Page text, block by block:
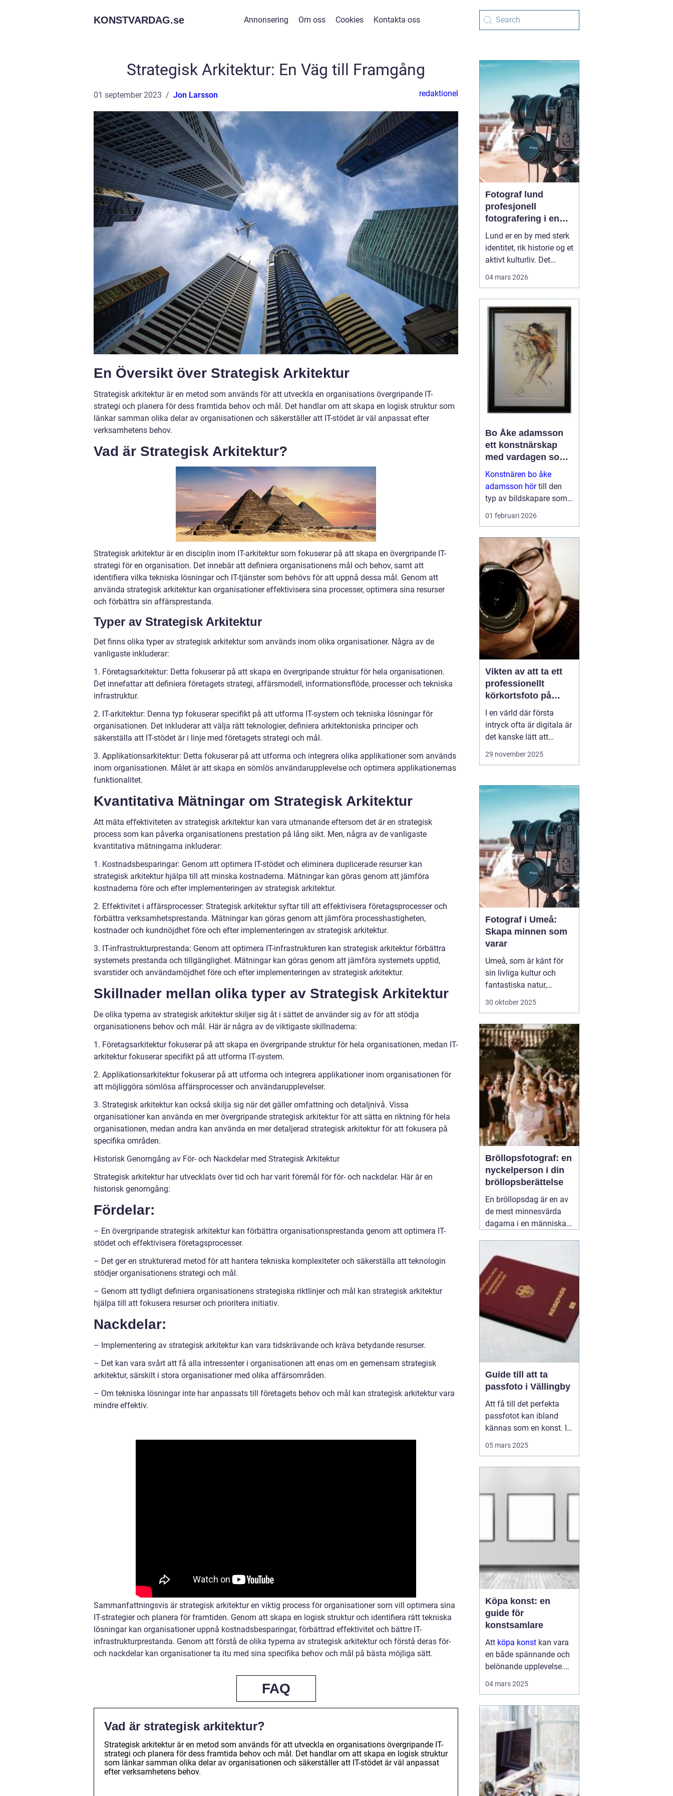
KONSTVARDAG.se Annonsering Om oss Cookies Kontakta oss
Strategisk Arkitektur: En Väg till Framgång
01 september 2023 Jon Larsson redaktionel
En Översikt över Strategisk Arkitektur
Strategisk arkitektur är en metod som används för att utveckla en organisations övergripande IT-
strategi och planera för dess framtida behov och mål. Det handlar om att skapa en logisk struktur som
länkar samman olika delar av organisationen och säkerställer att IT-stödet är väl anpassat efter
verksamhetens behov.
Vad är Strategisk Arkitektur?
Strategisk arkitektur är en disciplin inom IT-arkitektur som fokuserar på att skapa en övergripande IT-
strategi för en organisation. Det innebär att definiera organisationens mål och behov, samt att
identifiera vilka tekniska lösningar och IT-tjänster som behövs för att uppnå dessa mål. Genom att
använda strategisk arkitektur kan organisationer effektivisera sina processer, optimera sina resurser
och förbättra sin affärsprestanda.
Typer av Strategisk Arkitektur
Det finns olika typer av strategisk arkitektur som används inom olika organisationer. Några av de
vanligaste inkluderar:
1. Företagsarkitektur: Detta fokuserar på att skapa en övergripande struktur för hela organisationen.
Det innefattar att definiera företagets strategi, affärsmodell, informationsflöde, processer och tekniska
infrastruktur.
2. IT-arkitektur: Denna typ fokuserar specifikt på att utforma IT-system och tekniska lösningar för
organisationen. Det inkluderar att välja rätt teknologier, definiera arkitektoniska principer och
säkerställa att IT-stödet är i linje med företagets strategi och mål.
3. Applikationsarkitektur: Detta fokuserar på att utforma och integrera olika applikationer som används
inom organisationen. Målet är att skapa en sömlös användarupplevelse och optimera applikationernas
funktionalitet.
Kvantitativa Mätningar om Strategisk Arkitektur
Att mäta effektiviteten av strategisk arkitektur kan vara utmanande eftersom det är en strategisk
process som kan påverka organisationens prestation på lång sikt. Men, några av de vanligaste
kvantitativa mätningarna inkluderar:
1. Kostnadsbesparingar: Genom att optimera IT-stödet och eliminera duplicerade resurser kan
strategisk arkitektur hjälpa till att minska kostnaderna. Mätningar kan göras genom att jämföra
kostnaderna före och efter implementeringen av strategisk arkitektur.
2. Effektivitet i affärsprocesser: Strategisk arkitektur syftar till att effektivisera företagsprocesser och
förbättra verksamhetsprestanda. Mätningar kan göras genom att jämföra processhastigheten,
kostnader och kundnöjdhet före och efter implementeringen av strategisk arkitektur.
3. IT-infrastrukturprestanda: Genom att optimera IT-infrastrukturen kan strategisk arkitektur förbättra
systemets prestanda och tillgänglighet. Mätningar kan göras genom att jämföra systemets upptid,
svarstider och användarnöjdhet före och efter implementeringen av strategisk arkitektur.
Skillnader mellan olika typer av Strategisk Arkitektur
De olika typerna av strategisk arkitektur skiljer sig åt i sättet de använder sig av för att stödja
organisationens behov och mål. Här är några av de viktigaste skillnaderna:
1. Företagsarkitektur fokuserar på att skapa en övergripande struktur för hela organisationen, medan IT-
arkitektur fokuserar specifikt på att utforma IT-system.
2. Applikationsarkitektur fokuserar på att utforma och integrera applikationer inom organisationen för
att möjliggöra sömlösa affärsprocesser och användarupplevelser.
3. Strategisk arkitektur kan också skilja sig när det gäller omfattning och detaljnivå. Vissa
organisationer kan använda en mer övergripande strategisk arkitektur för att sätta en riktning för hela
organisationen, medan andra kan använda en mer detaljerad strategisk arkitektur för att fokusera på
specifika områden.
Historisk Genomgång av För- och Nackdelar med Strategisk Arkitektur
Strategisk arkitektur har utvecklats över tid och har varit föremål för för- och nackdelar. Här är en
historisk genomgång:
Fördelar:
– En övergripande strategisk arkitektur kan förbättra organisationsprestanda genom att optimera IT-
stödet och effektivisera företagsprocesser.
– Det ger en strukturerad metod för att hantera tekniska komplexiteter och säkerställa att teknologin
stödjer organisationens strategi och mål.
– Genom att tydligt definiera organisationens strategiska riktlinjer och mål kan strategisk arkitektur
hjälpa till att fokusera resurser och prioritera initiativ.
Nackdelar:
– Implementering av strategisk arkitektur kan vara tidskrävande och kräva betydande resurser.
– Det kan vara svårt att få alla intressenter i organisationen att enas om en gemensam strategisk
arkitektur, särskilt i stora organisationer med olika affärsområden.
– Om tekniska lösningar inte har anpassats till företagets behov och mål kan strategisk arkitektur vara
mindre effektiv.
Sammanfattningsvis är strategisk arkitektur en viktig process för organisationer som vill optimera sina
IT-strategier och planera för framtiden. Genom att skapa en logisk struktur och identifiera rätt tekniska
lösningar kan organisationer uppnå kostnadsbesparingar, förbättrad effektivitet och bättre IT-
infrastrukturprestanda. Genom att förstå de olika typerna av strategisk arkitektur och förstå deras för-
och nackdelar kan organisationer ta itu med sina specifika behov och mål på bästa möjliga sätt.
FAQ
Vad är strategisk arkitektur?
Strategisk arkitektur är en metod som används för att utveckla en organisations övergripande IT-
strategi och planera för dess framtida behov och mål. Det handlar om att skapa en logisk struktur
som länkar samman olika delar av organisationen och säkerställer att IT-stödet är väl anpassat
efter verksamhetens behov.
Fotograf lund
profesjonell
fotografering i en
levende
universitetsby
Lund er en by med sterk
identitet, rik historie og et
aktivt kulturliv. Det
kunstneriske portretter
og reklamebilder til
landbruksfoto og
dokumentasjon av
forskning. Når bedrifter,
04 mars 2026
Bo Åke adamsson
ett konstnärskap
med vardagen som
scen
Konstnären bo åke
adamsson hörtill den
typ av bildskapare som
ofta upptäcks av en
galleriutställning eller
bland hundratals namn i
en webbutik. När blicken
väl fastnar st...
01 februari 2026
Vikten av att ta ett
professionellt
körkortsfoto på
Östermalm
I en värld där första
intryck ofta är digitala är
det kanske lätt att
glömma bort vikten av
en viktig del av vår
identitet. Ett k&o...
29 november 2025
Fotograf i Umeå:
Skapa minnen som
varar
Umeå, som är känt för
sin livliga kultur och
fantastiska natur,
erbjuder många tillfällen
staden för att utforska
dess kulturella
evenemang eller de
vackra norrlands...
30 oktober 2025
Bröllopsfotograf: en
nyckelperson i din
bröllopsberättelse
En bröllopsdag är en av
de mest minnesvärda
dagarna i en människas
känslosamma stunder
som man vill för evigt
bevara i minnet.
september 2025
Guide till att ta
passfoto i Vällingby
Att få till det perfekta
passfotot kan ibland
kännas som en konst. I
rät...
05 mars 2025
Köpa konst: en
guide för
konstsamlare
Att köpa konst kan vara
en både spännande och
belönande upplevelse.
att investera i något som
u...
04 mars 2025